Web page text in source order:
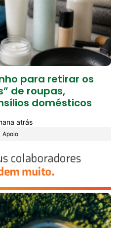
para retirar os
de roupas,
domésticos
atrás
Apoio